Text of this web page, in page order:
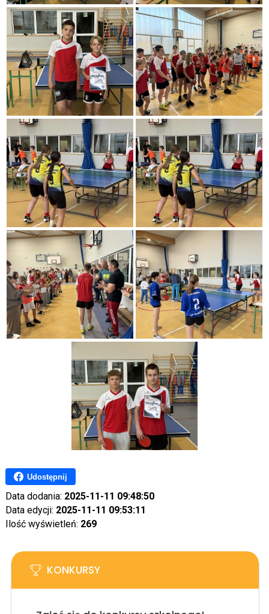
Udostępnij
Data dodania: 2025-11-11 09:48:50
Data edycji: 2025-11-11 09:53:11
Ilość wyświetleń: 269
KONKURSY